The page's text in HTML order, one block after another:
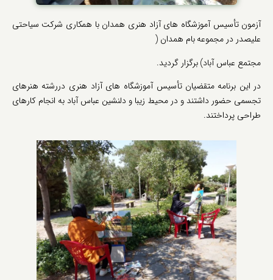
آزمون تأسیس آموزشگاه های آزاد هنری همدان با همکاری شرکت سیاحتی
علیصدر در مجموعه بام همدان (
مجتمع عباس آباد) برگزار گردید.
در این برنامه متقضیان تأسیس آموزشگاه های آزاد هنری دررشته هنرهای
تجسمی حضور داشتند و در محیط زیبا و دلنشین عباس آباد به انجام کارهای
طراحی پرداختند.